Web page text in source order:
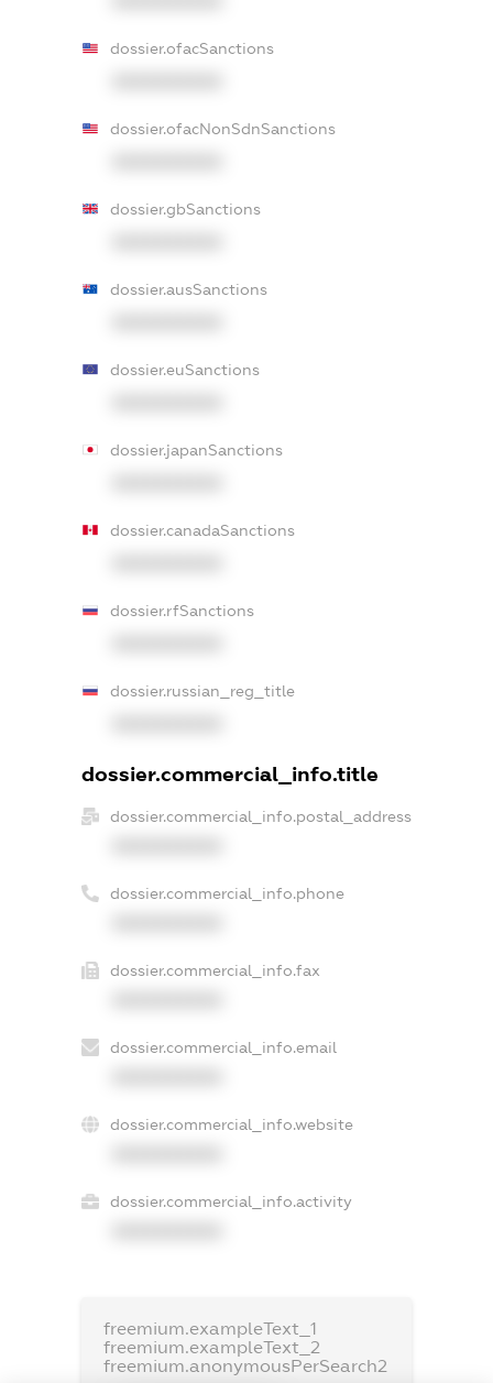
dossier.ofacSanctions
dossier.ofacNonSdnSanctions
dossier.gbSanctions
dossier.ausSanctions
dossier.euSanctions
dossier.japanSanctions
dossier.canadaSanctions
dossier.rfSanctions
dossier.russian_reg_title
dossier.commercial_info.title
dossier.commercial_info.postal_address
dossier.commercial_info.phone
dossier.commercial_info.fax
dossier.commercial_info.email
dossier.commercial_info.website
dossier.commercial_info.activity
freemium.exampleText_1
freemium.exampleText_2
freemium.anonymousPerSearch2